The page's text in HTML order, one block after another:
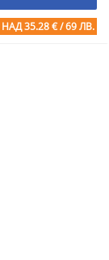
НАД 35.28 € / 69 ЛВ.